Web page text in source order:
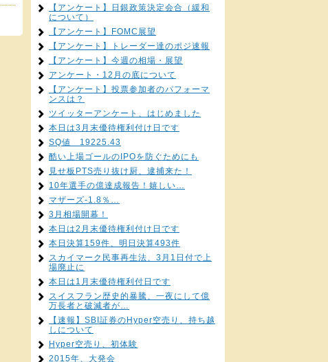
【アンケート】日銀政策決定会合（緩和
について）
【アンケート】FOMC展望
【アンケート】トレーダー達のポジ速報
【アンケート】今週の相場・展望
アンケート・12月の底について
【アンケート】投票参加者のパフォーマ
ンスは？
ツイッターアンケート、はじめました
本日は3月末優待権利付け日です
SQ値 19225.43
酷い上場ゴールのIPOを防ぐためにも
見せ板PTS売り抜け厨、逮捕来た！
10年選手の億達成報告！嬉しい…
マザーズ-1.8％…
3月相場開幕！
本日は2月末優待権利付け日です
本日決算159件、明日決算493件
スカイマーク民事再生法、3月1日付で上
場廃止に
本日は1月末優待権利付日です
スイスフラン歴史的暴騰、一夜にして億
万長者と破滅者が…
【速報】SBI証券のHyper空売り、持ち越
しについて
Hyper空売り、初体験
2015年、大発会